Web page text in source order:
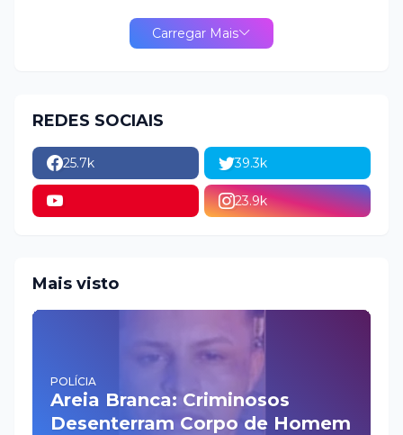
Carregar Mais
REDES SOCIAIS
25.7k 39.3k
23.9k
Mais visto
POLÍCIA
Areia Branca: Criminosos
Desenterram Corpo de Homem